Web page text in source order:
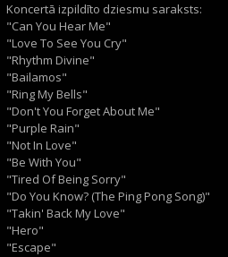
Koncertā izpildīto dziesmu saraksts:
"Can You Hear Me"
"Love To See You Cry"
"Rhythm Divine"
"Bailamos"
"Ring My Bells"
"Don't You Forget About Me"
"Purple Rain"
"Not In Love"
"Be With You"
"Tired Of Being Sorry"
"Do You Know? (The Ping Pong Song)"
"Takin' Back My Love"
"Hero"
"Escape"